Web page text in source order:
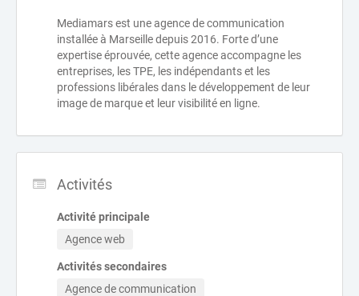
Mediamars est une agence de communication
installée à Marseille depuis 2016. Forte d’une
expertise éprouvée, cette agence accompagne les
entreprises, les TPE, les indépendants et les
professions libérales dans le développement de leur
image de marque et leur visibilité en ligne.
Activités
Activité principale
Agence web
Activités secondaires
Agence de communication